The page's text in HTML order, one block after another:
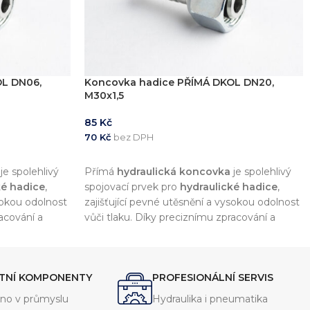
DN06,
je spolehlivý
hadice,
odolnost
a
Koncovka hadice PŘÍMÁ DKOL DN20,
M30x1,5
85 Kč
70 Kč bez DPH
Přímá hydraulická koncovka je spolehlivý
spojovací prvek pro hydraulické hadice,
zajišťující pevné utěsnění a vysokou odolnost
vůči tlaku. Díky preciznímu zpracování a
KOMPONENTY
v průmyslu
PROFESIONÁLNÍ SERVIS
Hydraulika i pneumatika